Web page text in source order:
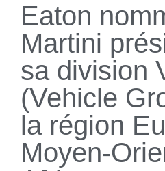
Eaton
Martini
sa division
(Vehicle
la région
Moyen-